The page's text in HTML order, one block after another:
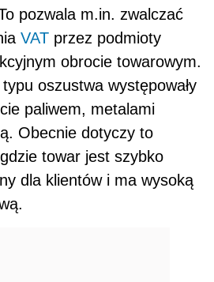
pozwala m.in. zwalczać
VAT przez podmioty
obrocie towarowym.
oszustwa występowały
paliwem, metalami
Obecnie dotyczy to
towar jest szybko
dla klientów i ma wysoką